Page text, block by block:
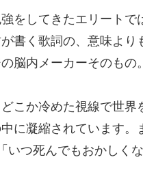
をしてきたエリートで
書く歌詞の、意味よ
脳内メーカーそのもの。
こか冷めた視線で世
に凝縮されています
いつ死んでもおかしく